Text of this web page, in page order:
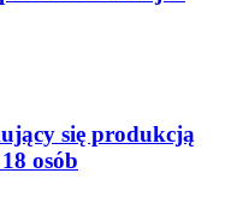
się produkcją
osób